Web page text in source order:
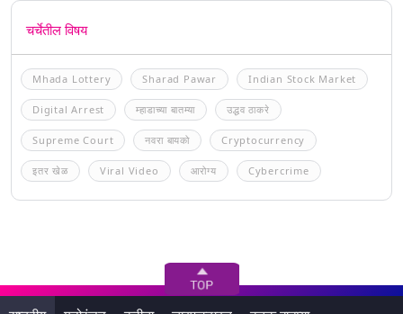
चर्चेतील विषय
Mhada Lottery Sharad Pawar Indian Stock Market
Digital Arrest म्हाडाच्या बातम्या उद्धव ठाकरे
Supreme Court नवरा बायको Cryptocurrency
इतर खेळ Viral Video आरोग्य Cybercrime